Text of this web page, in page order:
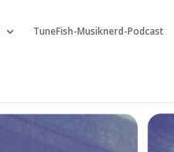
TuneFish-Musiknerd-Podcast